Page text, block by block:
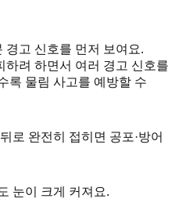
경고 신호를 먼저 보여요.
하려 하면서 여러 경고 신호를
록 물림 사고를 예방할 수
로 완전히 접히면 공포·방어
눈이 크게 커져요.